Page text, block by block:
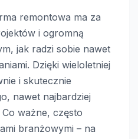
remontowa ma za
i ogromną
jak radzi sobie nawet
Dzięki wieloletniej
i skutecznie
nawet najbardziej
ważne, często
branżowymi – na